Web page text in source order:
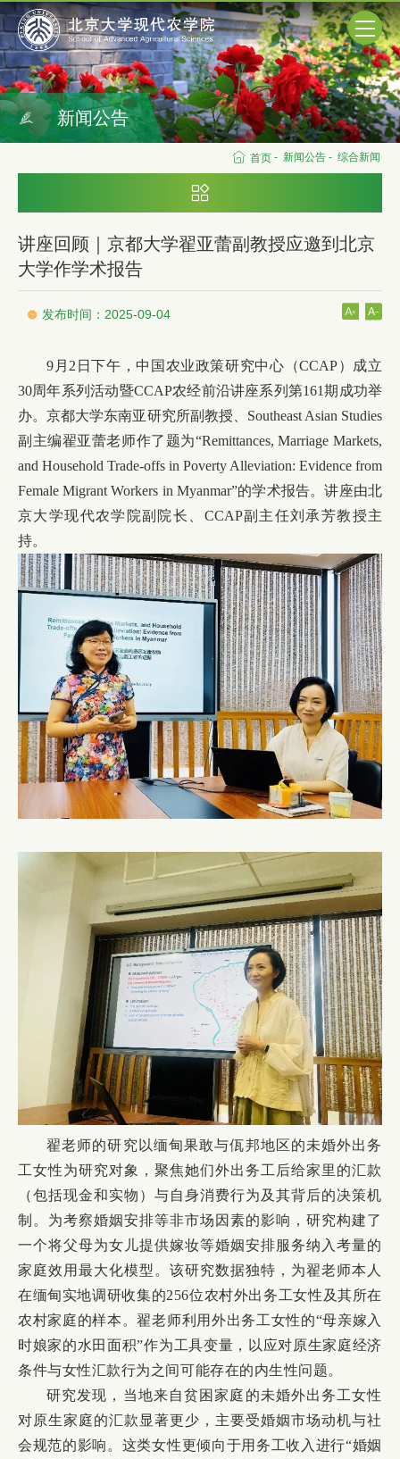
首页 - 新闻公告 - 综合新闻
新闻公告
讲座回顾｜京都大学翟亚蕾副教授应邀到北京
大学作学术报告
发布时间：2025-09-04
9月2日下午，中国农业政策研究中心（CCAP）成立
30周年系列活动暨CCAP农经前沿讲座系列第161期成功举
办。京都大学东南亚研究所副教授、Southeast Asian Studies
副主编翟亚蕾老师作了题为“Remittances, Marriage Markets,
and Household Trade-offs in Poverty Alleviation: Evidence from
Female Migrant Workers in Myanmar”的学术报告。讲座由北
京大学现代农学院副院长、CCAP副主任刘承芳教授主
持。
翟老师的研究以缅甸果敢与佤邦地区的未婚外出务
工女性为研究对象，聚焦她们外出务工后给家里的汇款
（包括现金和实物）与自身消费行为及其背后的决策机
制。为考察婚姻安排等非市场因素的影响，研究构建了
一个将父母为女儿提供嫁妆等婚姻安排服务纳入考量的
家庭效用最大化模型。该研究数据独特，为翟老师本人
在缅甸实地调研收集的256位农村外出务工女性及其所在
农村家庭的样本。翟老师利用外出务工女性的“母亲嫁入
时娘家的水田面积”作为工具变量，以应对原生家庭经济
条件与女性汇款行为之间可能存在的内生性问题。
研究发现，当地来自贫困家庭的未婚外出务工女性
对原生家庭的汇款显著更少，主要受婚姻市场动机与社
会规范的影响。这类女性更倾向于用务工收入进行“婚姻